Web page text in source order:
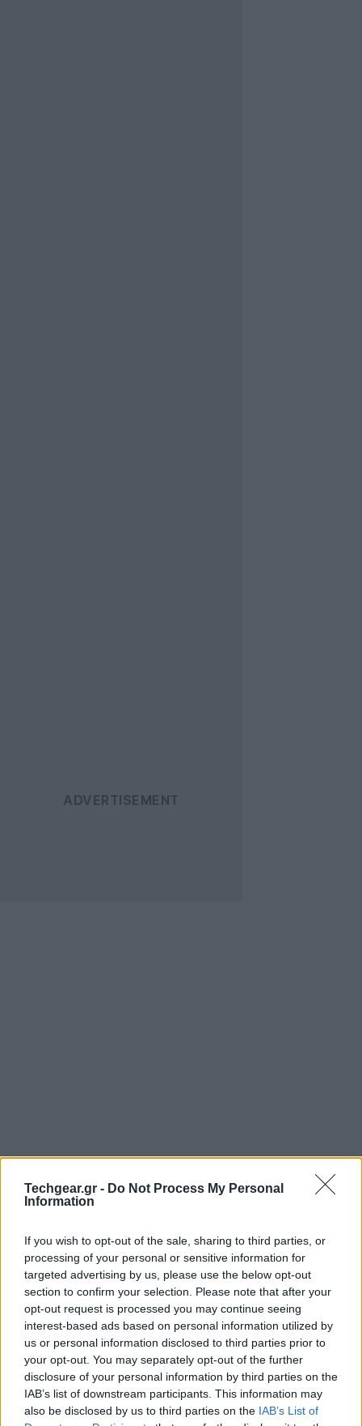
Techgear.gr - Do Not Process My Personal
Information
If you wish to opt-out of the sale, sharing to third parties, or
processing of your personal or sensitive information for
targeted advertising by us, please use the below opt-out
section to confirm your selection. Please note that after your
opt-out request is processed you may continue seeing
interest-based ads based on personal information utilized by
us or personal information disclosed to third parties prior to
your opt-out. You may separately opt-out of the further
disclosure of your personal information by third parties on the
IAB’s list of downstream participants. This information may
also be disclosed by us to third parties on the IAB’s List of
Πριν λίγες βδομάδες ξεκίνησεη προβολή promoted
tweets (διαφημίσεων) στο timeline των επίσημων
εφαρμογών τουTwitter γιαiOSκαιAndroidσε μια
προσπάθεια της εταιρείας να αξιοποιήσει και να
επεκτείνει την τεράστια βάση χρηστών και
επιχειρηματικά.